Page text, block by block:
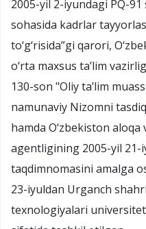
2005-yil 2-iyundagi PQ-
sohasida kadrlar
to‘g‘risida”gi qarori,
o‘rta maxsus ta’lim
130-son "Oliy ta’lim
namunaviy Nizomni
hamda O‘zbekiston
agentligining 2005-yil 21-
taqdimnomasini amalga
23-iyuldan Urganch
texnologiyalari